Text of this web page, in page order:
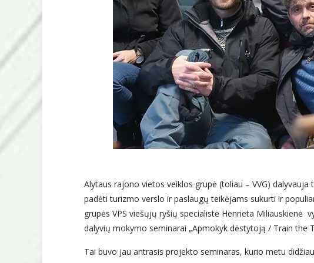
Alytaus rajono vietos veiklos grupė (toliau – VVG)
padėti turizmo verslo ir paslaugų teikėjams sukurti ir
grupės VPS viešųjų ryšių specialistė Henrieta
dalyvių mokymo seminarai „Apmokyk dėstytoją / Train the
Tai buvo jau antrasis projekto seminaras, kurio metu